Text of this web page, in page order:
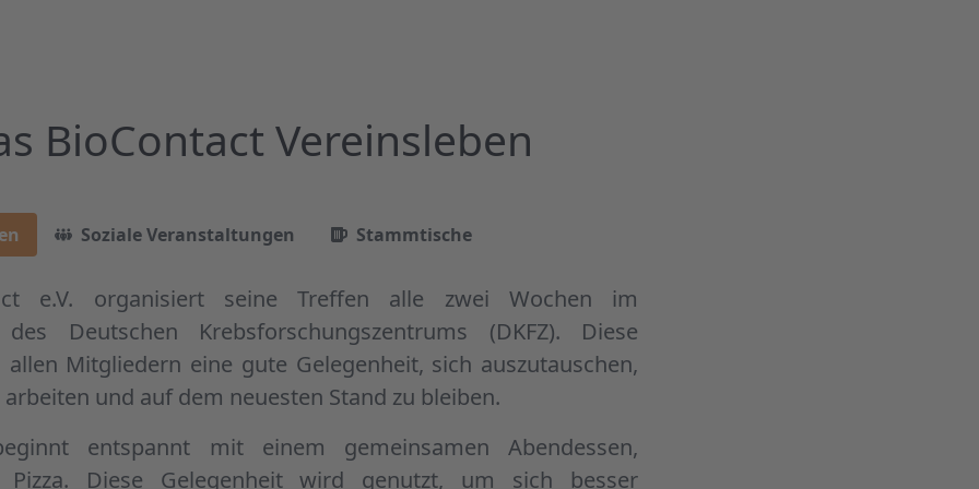
BioContact Vereinsleben
Soziale Veranstaltungen Stammtische
e.V. organisiert seine Treffen alle zwei Wochen im
Deutschen Krebsforschungszentrums (DKFZ). Diese
Mitgliedern eine gute Gelegenheit, sich auszutauschen,
und auf dem neuesten Stand zu bleiben.
entspannt mit einem gemeinsamen Abendessen,
Diese Gelegenheit wird genutzt, um sich besser